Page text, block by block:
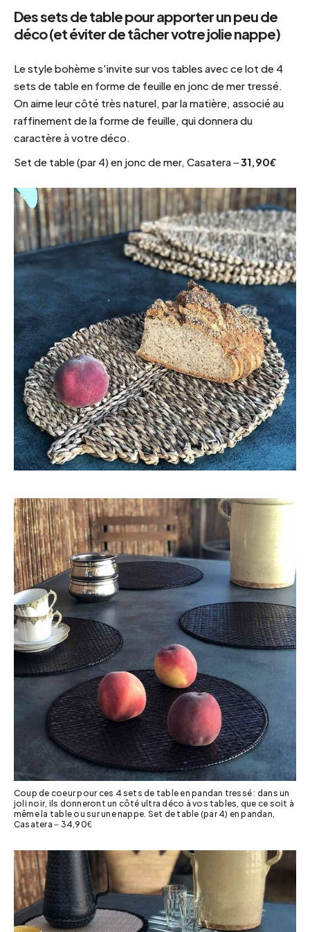
Des sets de table pour apporter un peu de
déco (et éviter de tâcher votre jolie nappe)
Le style bohème s'invite sur vos tables avec ce lot de 4
sets de table en forme de feuille en jonc de mer tressé.
On aime leur côté très naturel, par la matière, associé au
raffinement de la forme de feuille, qui donnera du
caractère à votre déco.
Set de table (par 4) en jonc de mer, Casatera –31,90€
Coup de coeur pour ces 4 sets de table en pandan tressé : dans un
joli noir, ils donneront un côté ultra déco à vos tables, que ce soit à
même la table ou sur une nappe. Set de table (par 4) en pandan,
Casatera – 34,90€